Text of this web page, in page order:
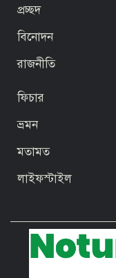
প্রচ্ছদ
বিনোদন
রাজনীতি
ফিচার
ভ্রমন
মতামত
লাইফস্টাইল